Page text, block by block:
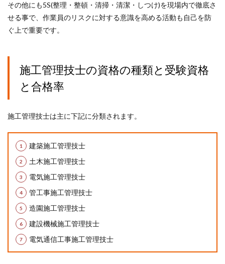
その他にも5S(整理・整頓・清掃・清潔・しつけ)を現場内で徹底さ
せる事で、作業員のリスクに対する意識を高める活動も自己を防
ぐ上で重要です。
施工管理技士の資格の種類と受験資格
と合格率
施工管理技士は主に下記に分類されます。
建築施工管理技士
土木施工管理技士
電気施工管理技士
管工事施工管理技士
造園施工管理技士
建設機械施工管理技士
電気通信工事施工管理技士